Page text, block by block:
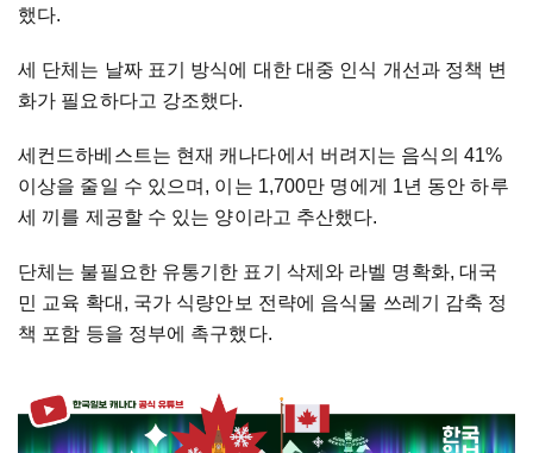
했다.
세 단체는 날짜 표기 방식에 대한 대중 인식 개선과 정책 변
화가 필요하다고 강조했다.
세컨드하베스트는 현재 캐나다에서 버려지는 음식의 41%
이상을 줄일 수 있으며, 이는 1,700만 명에게 1년 동안 하루
세 끼를 제공할 수 있는 양이라고 추산했다.
단체는 불필요한 유통기한 표기 삭제와 라벨 명확화, 대국
민 교육 확대, 국가 식량안보 전략에 음식물 쓰레기 감축 정
책 포함 등을 정부에 촉구했다.